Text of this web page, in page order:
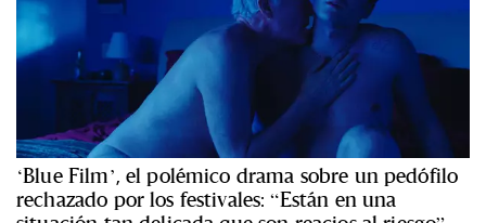
‘Blue Film’, el polémico drama sobre un pedófilo
rechazado por los festivales: “Están en una